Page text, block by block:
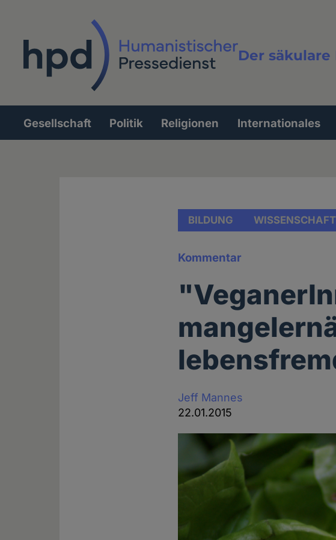
Der
Volltextsuche
Hauptnavigation
Gesellschaft Politik Religionen Internationales
BILDUNG WISSENSCHAFT
Kommentar
Jeff Mannes
22.01.2015